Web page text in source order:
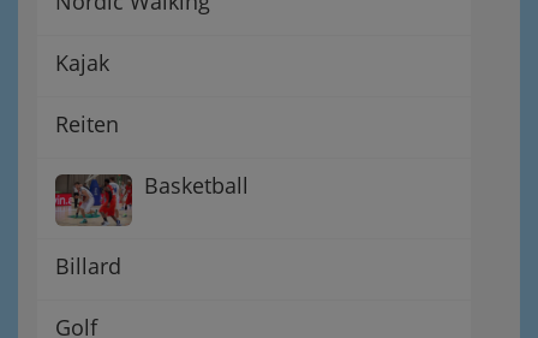
Kajak
Reiten
Basketball
Billard
Golf